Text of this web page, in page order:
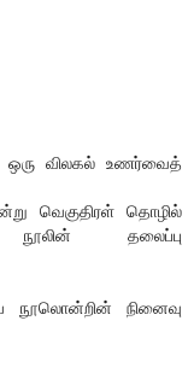
ஒரு விலகல் உணர்வைத்
வெகுதிரள் தொழில்
தலைப்பு
நூலொன்றின் நினைவு